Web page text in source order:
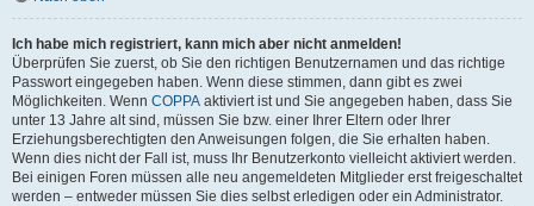
Ich habe mich registriert, kann mich aber nicht anmelden!
Überprüfen Sie zuerst, ob Sie den richtigen Benutzernamen und das richtige
Passwort eingegeben haben. Wenn diese stimmen, dann gibt es zwei
Möglichkeiten. Wenn COPPA aktiviert ist und Sie angegeben haben, dass Sie
unter 13 Jahre alt sind, müssen Sie bzw. einer Ihrer Eltern oder Ihrer
Erziehungsberechtigten den Anweisungen folgen, die Sie erhalten haben.
Wenn dies nicht der Fall ist, muss Ihr Benutzerkonto vielleicht aktiviert werden.
Bei einigen Foren müssen alle neu angemeldeten Mitglieder erst freigeschaltet
werden – entweder müssen Sie dies selbst erledigen oder ein Administrator.